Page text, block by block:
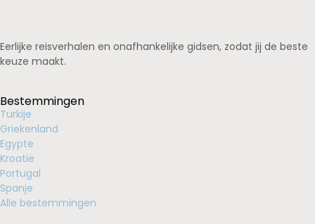
Eerlijke reisverhalen en onafhankelijke gidsen, zodat jij de beste
keuze maakt.
Bestemmingen
Turkije
Griekenland
Egypte
Kroatië
Portugal
Spanje
Alle bestemmingen